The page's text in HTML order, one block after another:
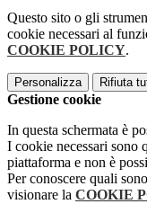
Questo sito o gli
cookie necessari al
COOKIE POLICY.
Personalizza Rifiuta
Gestione cookie
In questa schermata è
I cookie necessari sono
piattaforma e non è
Per conoscere quali
visionare la COOKIE